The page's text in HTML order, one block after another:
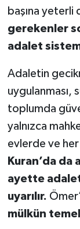
başına yeterli
gerekenler
adalet
Adaletin
uygulanması,
toplumda
yalnızca
evlerde ve
Kuran’da da
ayette
uyarılır.
mülkün